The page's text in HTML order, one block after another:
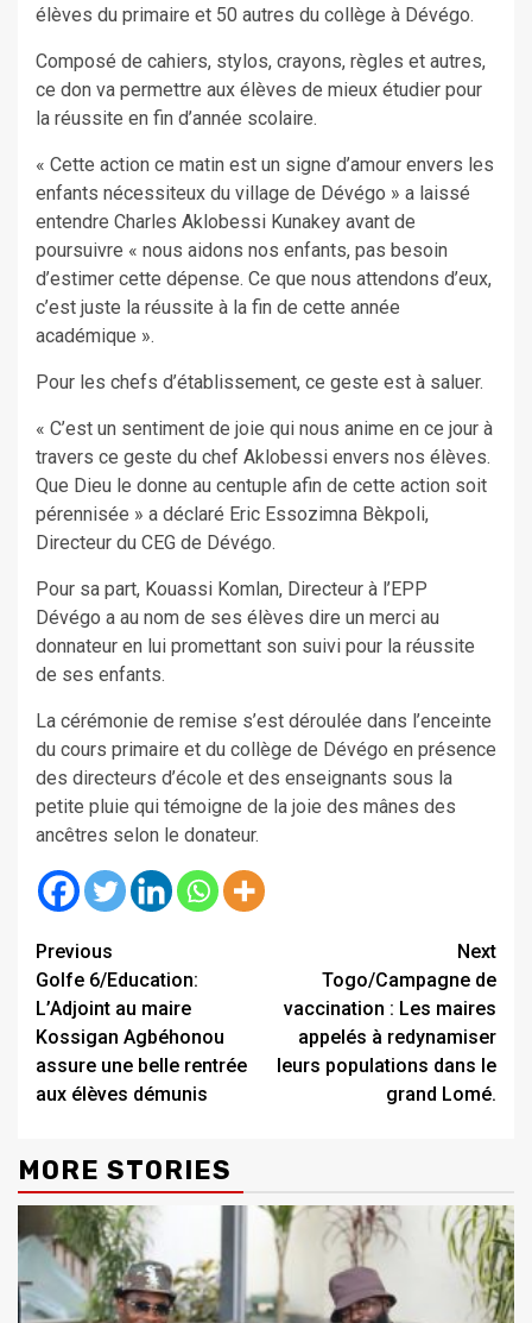
élèves du primaire et 50 autres du collège à Dévégo.
Composé de cahiers, stylos, crayons, règles et autres,
ce don va permettre aux élèves de mieux étudier pour
la réussite en fin d’année scolaire.
« Cette action ce matin est un signe d’amour envers les
enfants nécessiteux du village de Dévégo » a laissé
entendre Charles Aklobessi Kunakey avant de
poursuivre « nous aidons nos enfants, pas besoin
d’estimer cette dépense. Ce que nous attendons d’eux,
c’est juste la réussite à la fin de cette année
académique ».
Pour les chefs d’établissement, ce geste est à saluer.
« C’est un sentiment de joie qui nous anime en ce jour à
travers ce geste du chef Aklobessi envers nos élèves.
Que Dieu le donne au centuple afin de cette action soit
pérennisée » a déclaré Eric Essozimna Bèkpoli,
Directeur du CEG de Dévégo.
Pour sa part, Kouassi Komlan, Directeur à l’EPP
Dévégo a au nom de ses élèves dire un merci au
donnateur en lui promettant son suivi pour la réussite
de ses enfants.
La cérémonie de remise s’est déroulée dans l’enceinte
du cours primaire et du collège de Dévégo en présence
des directeurs d’école et des enseignants sous la
petite pluie qui témoigne de la joie des mânes des
ancêtres selon le donateur.
Continue
Reading
Previous
Golfe 6/Education:
L’Adjoint au maire
Kossigan Agbéhonou
assure une belle rentrée
aux élèves démunis
Next
Togo/Campagne de
vaccination : Les maires
appelés à redynamiser
leurs populations dans le
grand Lomé.
MORE STORIES